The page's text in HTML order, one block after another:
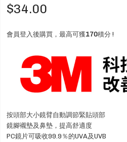
$34.00
會員登入後購買，最高可獲170積分 !
按頭部大小鏡臂自動調節緊貼頭部
鏡腳襯墊及鼻墊，提高舒適度
PC鏡片可吸收99.9％的UVA及UVB